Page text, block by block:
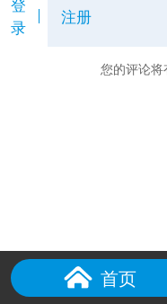
登
录
注册
您的评论将
首页